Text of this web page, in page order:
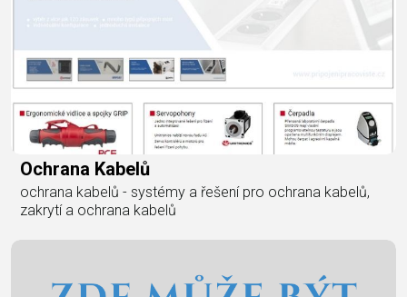
Ochrana Kabelů
ochrana kabelů - systémy a řešení pro ochrana kabelů,
zakrytí a ochrana kabelů